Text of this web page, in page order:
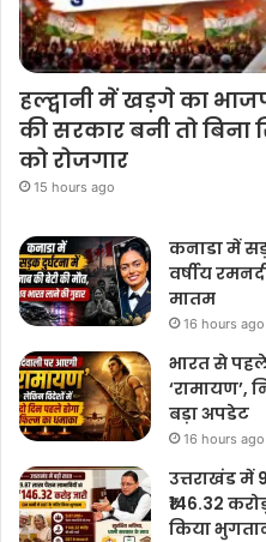
हल्द्वानी में खड़गे का
की सरकार बनी तो
को रोजगार
15 hours ago
कनाडा में
वर्षीय
मातम
16 hours ago
भारत से
‘रामायण’,
बड़ा अपडेट
16 hours ago
उत्तराखंड में
₹146.32
किया